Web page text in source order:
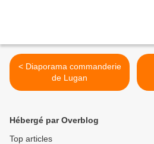
< Diaporama commanderie
de Lugan
Hébergé par Overblog
Top articles